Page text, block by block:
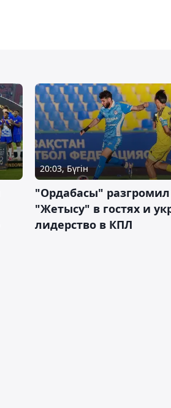
20:03, Бүгін
"Ордабасы" разгромил
"Жетысу" в гостях и
лидерство в КПЛ